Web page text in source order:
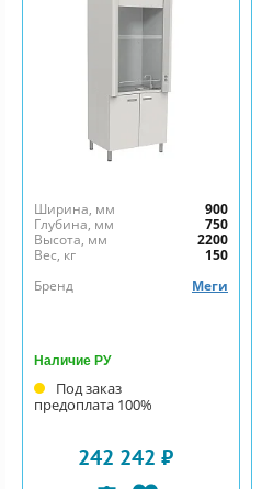
Ширина, мм
900
Глубина, мм
750
Высота, мм
2200
Вес, кг
150
Бренд
Меги
Наличие РУ
Под заказ
предоплата 100%
242 242 ₽